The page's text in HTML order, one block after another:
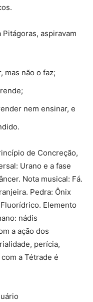
aspiravam
mas não o faz;
nem ensinar, e
de Concreção,
Urano e a fase
Nota musical: Fá.
Pedra: Ônix
Elemento
nádis
a ação dos
perícia,
a Tétrade é